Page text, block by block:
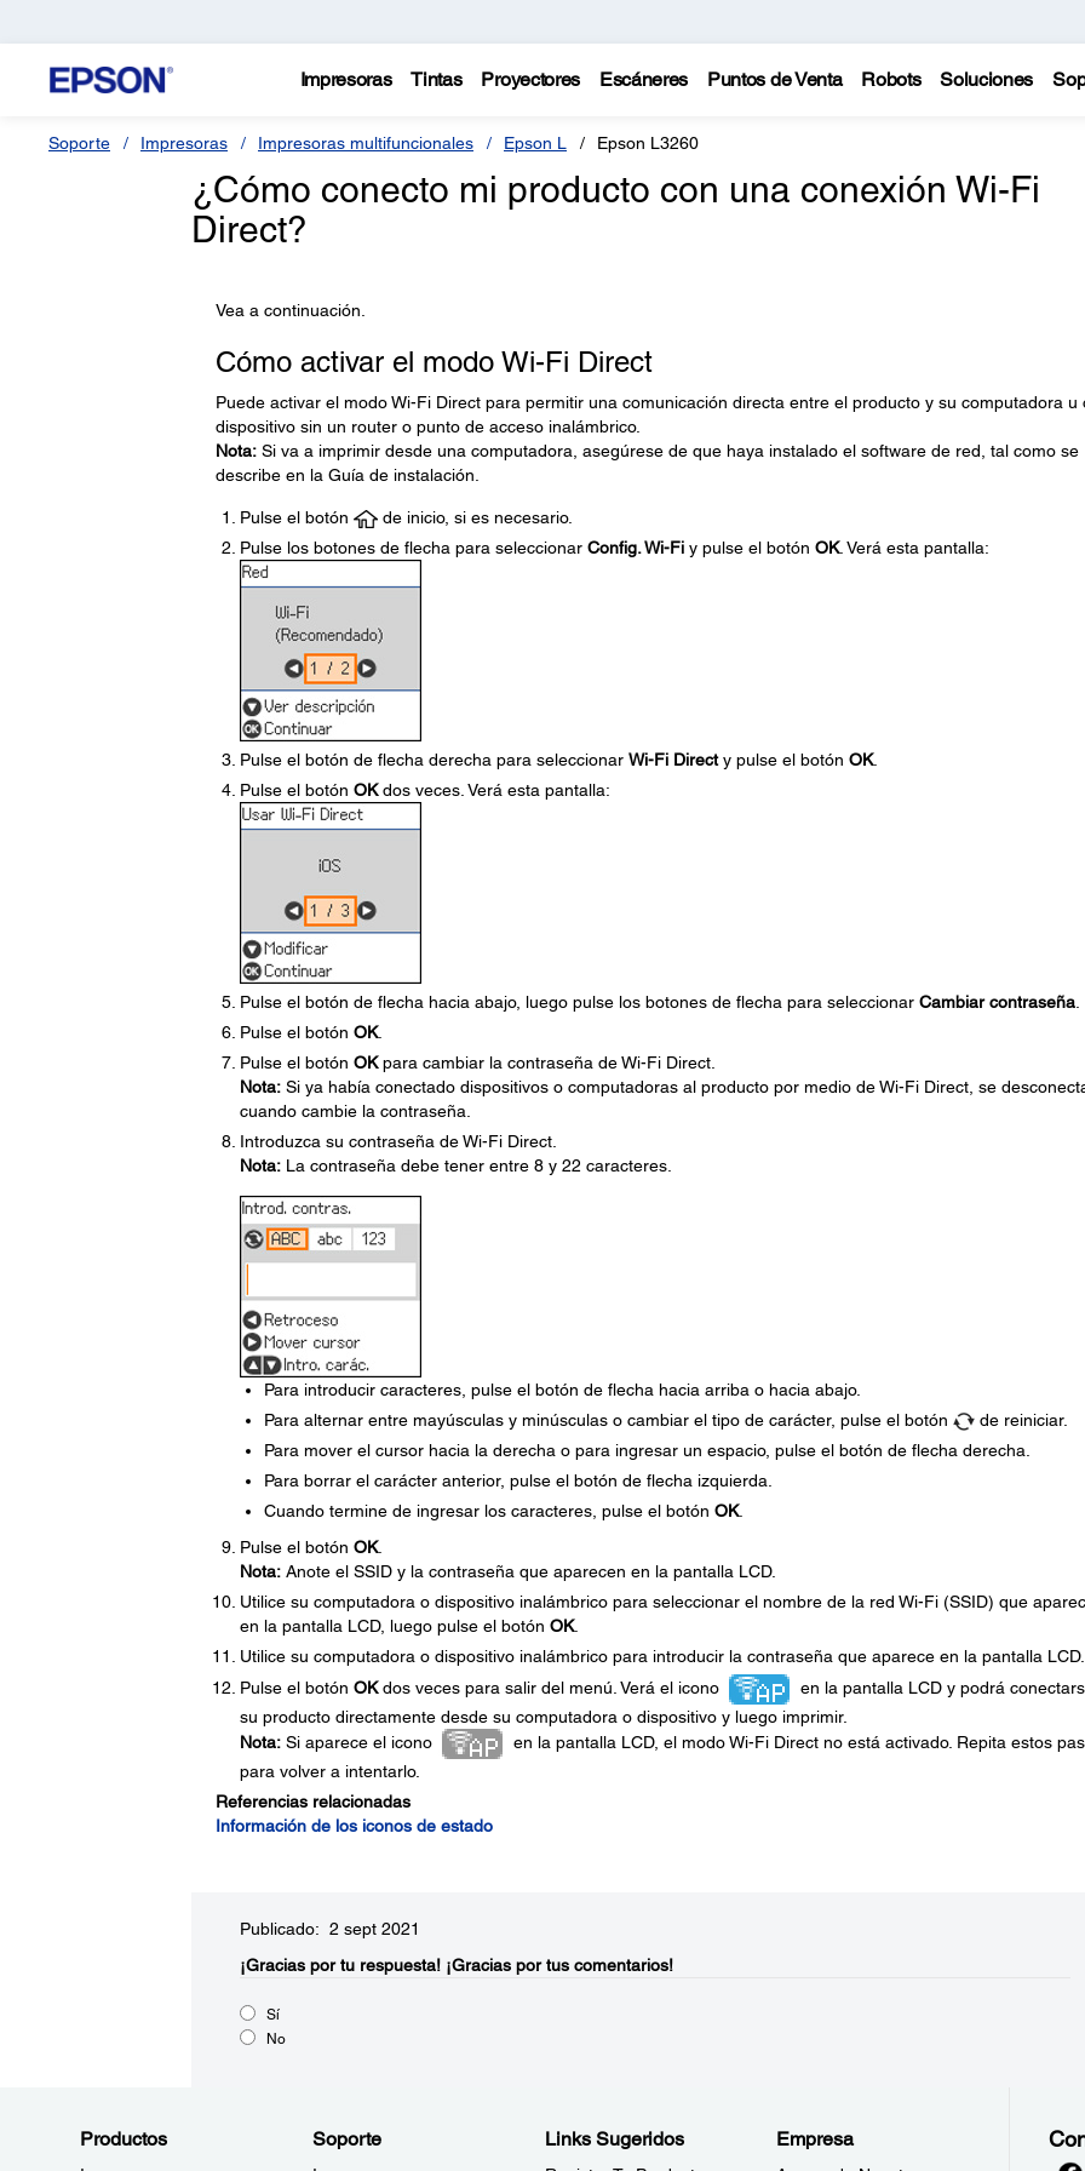
Impresoras Tintas Proyectores Escáneres Puntos de Venta Robots Soluciones
Soporte Impresoras Impresoras multifuncionales Epson L Epson L3260
¿Cómo conecto mi producto con una conexión Wi-Fi
Direct?
Vea a continuación.
Cómo activar el modo Wi-Fi Direct
Puede activar el modo Wi-Fi Direct para permitir una comunicación directa entre el producto y su computadora u
dispositivo sin un router o punto de acceso inalámbrico.
Nota:Si va a imprimir desde una computadora, asegúrese de que haya instalado el software de red, tal como se
describe en la Guía de instalación.
Pulse el botón
de inicio, si es necesario.
Pulse los botones de flecha para seleccionar Config. Wi-Fiy pulse el botón OK. Verá esta pantalla:
Pulse el botón de flecha derecha para seleccionar Wi-Fi Directy pulse el botón OK.
Pulse el botón OKdos veces. Verá esta pantalla:
Pulse el botón de flecha hacia abajo, luego pulse los botones de flecha para seleccionar Cambiar contraseña.
Pulse el botón OK.
Pulse el botón OKpara cambiar la contraseña de Wi-Fi Direct.
Nota:Si ya había conectado dispositivos o computadoras al producto por medio de Wi-Fi Direct, se
cuando cambie la contraseña.
Introduzca su contraseña de Wi-Fi Direct.
Nota:La contraseña debe tener entre 8 y 22 caracteres.
Para introducir caracteres, pulse el botón de flecha hacia arriba o hacia abajo.
Para alternar entre mayúsculas y minúsculas o cambiar el tipo de carácter, pulse el botón
de reiniciar.
Para mover el cursor hacia la derecha o para ingresar un espacio, pulse el botón de flecha derecha.
Para borrar el carácter anterior, pulse el botón de flecha izquierda.
Cuando termine de ingresar los caracteres, pulse el botón OK.
Pulse el botón OK.
Nota:Anote el SSID y la contraseña que aparecen en la pantalla LCD.
Utilice su computadora o dispositivo inalámbrico para seleccionar el nombre de la red Wi-Fi (SSID) que
en la pantalla LCD, luego pulse el botón OK.
Utilice su computadora o dispositivo inalámbrico para introducir la contraseña que aparece en la pantalla LCD.
Pulse el botón OKdos veces para salir del menú. Verá el icono
en la pantalla LCD y podrá
su producto directamente desde su computadora o dispositivo y luego imprimir.
Nota:Si aparece el icono
en la pantalla LCD, el modo Wi-Fi Direct no está activado. Repita estos
para volver a intentarlo.
Referencias relacionadas
Información de los iconos de estado
Publicado: 2 sept 2021
¡Gracias por tu respuesta! ¡Gracias por tus comentarios!
Sí
No
Productos Soporte Links Sugeridos Empresa